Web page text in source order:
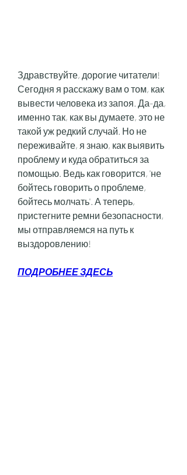
Здравствуйте, дорогие читатели!
Сегодня я расскажу вам о том, как
вывести человека из запоя. Да-да,
именно так, как вы думаете, это не
такой уж редкий случай. Но не
переживайте, я знаю, как выявить
проблему и куда обратиться за
помощью. Ведь как говорится, 'не
бойтесь говорить о проблеме,
бойтесь молчать'. А теперь,
пристегните ремни безопасности,
мы отправляемся на путь к
выздоровлению!
ПОДРОБНЕЕ ЗДЕСЬ